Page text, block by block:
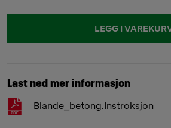
LEGG I
Last ned mer informasjon
Blande_betong.Instroksjon